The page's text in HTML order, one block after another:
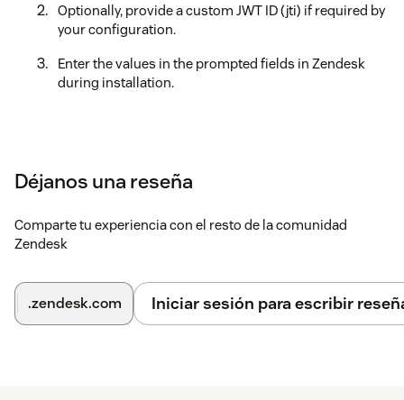
Optionally, provide a custom JWT ID (jti) if required by
your configuration.
Enter the values in the prompted fields in Zendesk
during installation.
Déjanos una reseña
Comparte tu experiencia con el resto de la comunidad
Zendesk
.zendesk.com Iniciar sesión para escribir